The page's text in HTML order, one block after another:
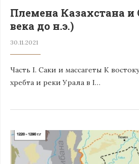
Племена Казахстана
века до н.э.)
30.11.2021
Часть I. Саки и массагеты К
хребта и реки Урала в I…